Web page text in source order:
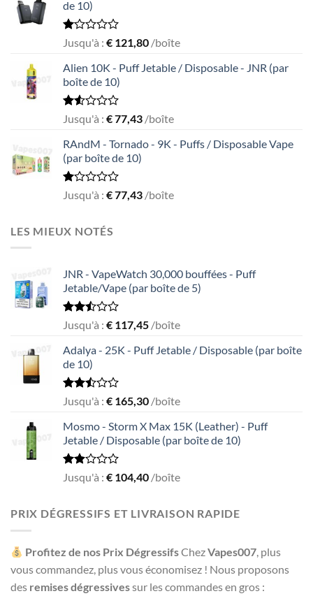
5
de 10)
Rated
out
of
5
Jusqu'à : € 121,80 /boîte
Alien 10K - Puff Jetable / Disposable - JNR (par
boîte de 10)
Rated
out
of
5
Jusqu'à : €77,43 /boîte
RAndM - Tornado - 9K - Puffs / Disposable Vape
(par boîte de 10)
Rated
of
5
Jusqu'à : €77,43 /boîte
LES MIEUX NOTÉS
JNR - VapeWatch 30,000 bouffées - Puff
Jetable/Vape (par boîte de 5)
Rated
out
of 5
Jusqu'à : € 117,45 /boîte
Adalya - 25K - Puff Jetable / Disposable (par boîte
de 10)
Rated
out
of 5
Jusqu'à : € 165,30 /boîte
Mosmo - Storm X Max 15K (Leather) - Puff
Jetable / Disposable (par boîte de 10)
Rated
of 5
Jusqu'à : € 104,40 /boîte
PRIX DÉGRESSIFS ET LIVRAISON RAPIDE
Profitez de nos Prix DégressifsChezVapes007, plus
vous commandez, plus vous économisez ! Nous proposons
des remises dégressivessur les commandes en gros :